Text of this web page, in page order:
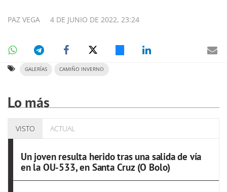
4 DE JUNIO DE 2022, 23:24
PAZ VEGA
GALERÍAS CAMIÑO INVERNO
Lo más
VISTO ACTUAL
Un joven resulta herido tras una salida de vía
en la OU-533, en Santa Cruz (O Bolo)